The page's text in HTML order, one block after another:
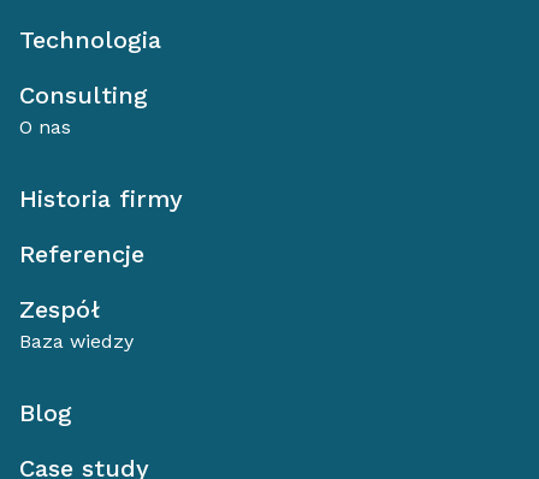
Technologia
Consulting
O nas
Historia firmy
Referencje
Zespół
Baza wiedzy
Blog
Case study